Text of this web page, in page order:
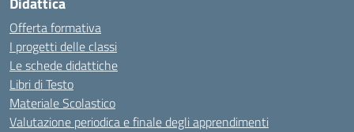
Offerta formativa
I progetti delle classi
Le schede didattiche
Libri di Testo
Materiale Scolastico
Valutazione periodica e finale degli apprendimenti